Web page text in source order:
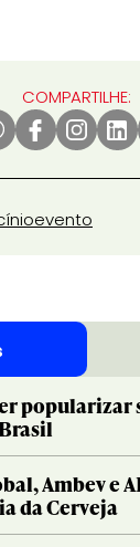
COMPARTILHE:
evento
Ambev e
da Cerveja